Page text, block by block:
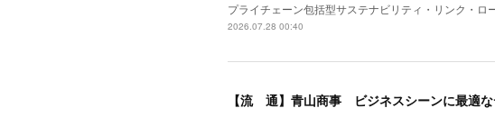
プライチェーン包括型サステナビリティ・リンク・
2026.07.28 00:40
【流 通】青山商事 ビジネスシーンに最適